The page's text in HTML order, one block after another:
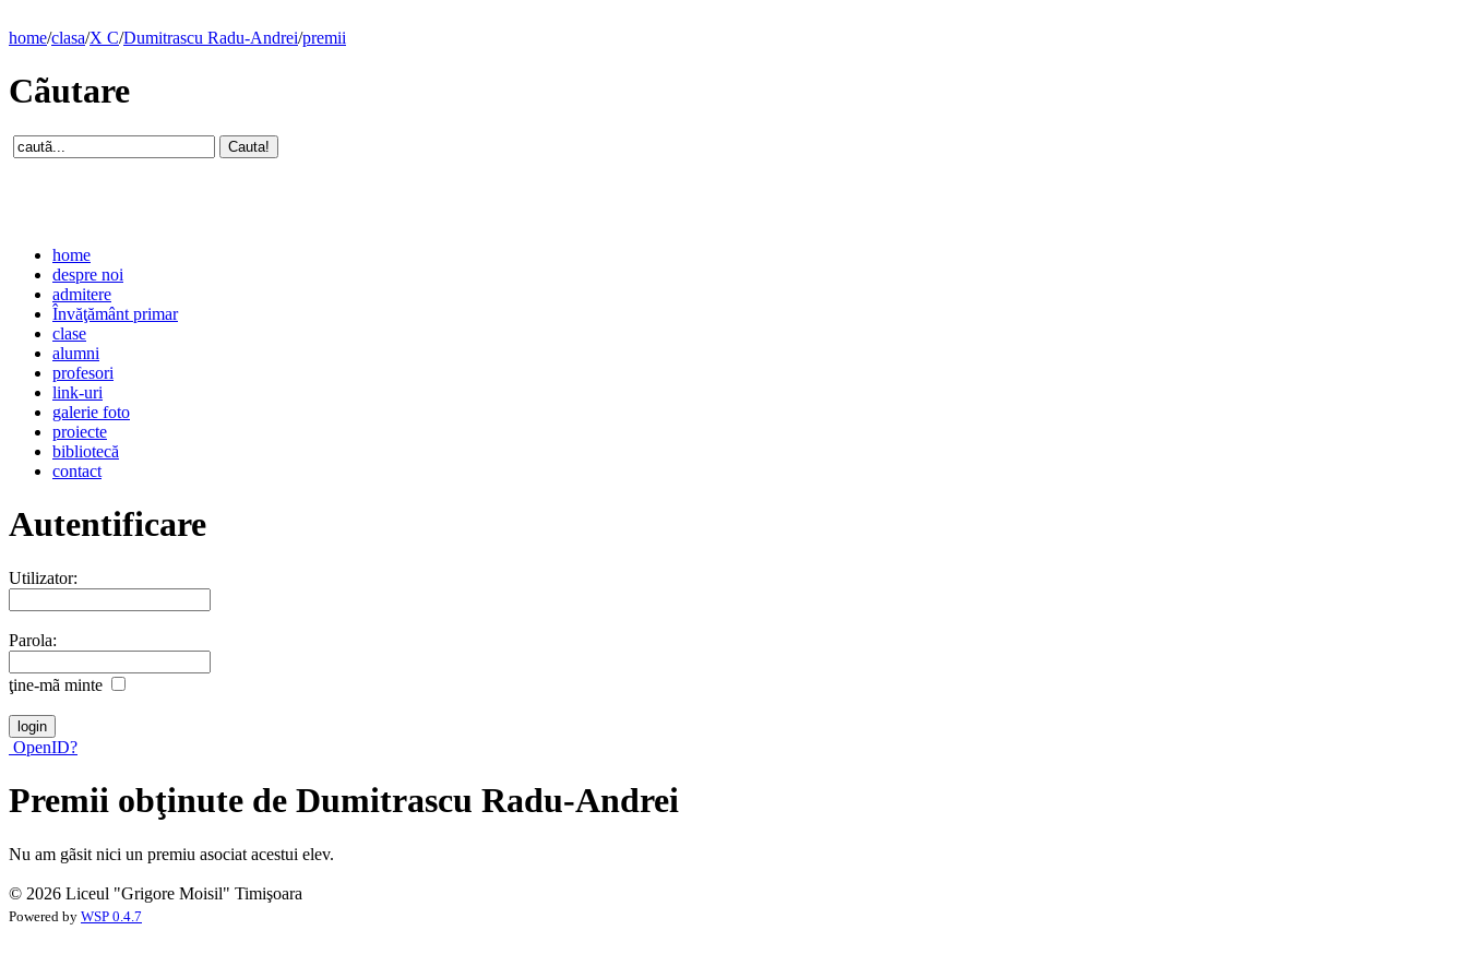
home/clasa/X C/Dumitrascu Radu-Andrei/premii
Cãutare
home
despre noi
admitere
Învăţământ primar
clase
alumni
profesori
link-uri
galerie foto
proiecte
bibliotecă
contact
Autentificare
Utilizator:
Parola:
ţine-mã minte
OpenID?
Premii obţinute de Dumitrascu Radu-Andrei
Nu am gãsit nici un premiu asociat acestui elev.
© 2026 Liceul "Grigore Moisil" Timişoara
Powered by WSP 0.4.7